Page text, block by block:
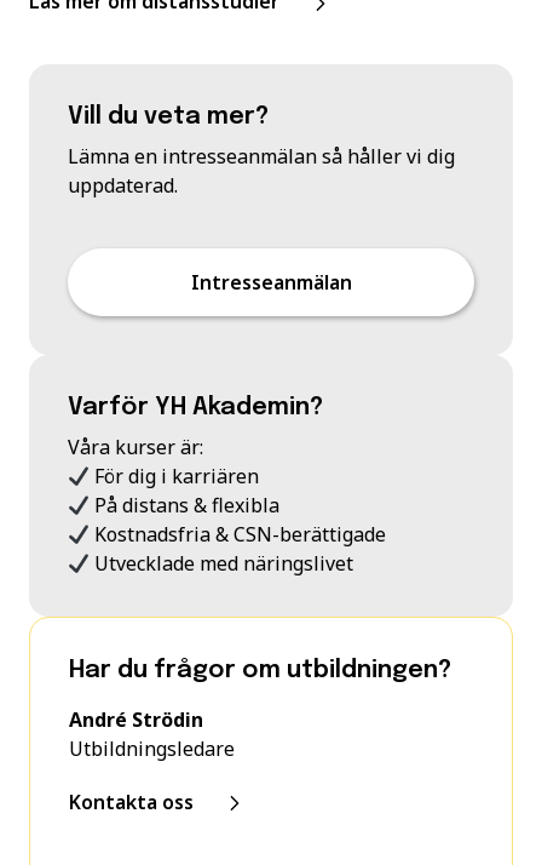
Vill du veta mer?
Lämna en intresseanmälan så håller vi dig
uppdaterad.
Intresseanmälan
Varför YH Akademin?
Våra kurser är:
För dig i karriären
På distans & flexibla
Kostnadsfria & CSN-berättigade
Utvecklade med näringslivet
Har du frågor om utbildningen?
André Strödin
Utbildningsledare
Kontakta oss